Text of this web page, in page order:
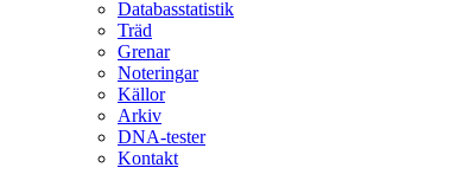
Databasstatistik
Träd
Grenar
Noteringar
Källor
Arkiv
DNA-tester
Kontakt